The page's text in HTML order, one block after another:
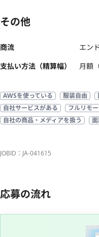
その他
商流
エン
支払い方法（精算幅）
月額
AWSを使っている 服装自由
自社サービスがある
フルリモ
自社の商品・メディアを扱う
JOBID：JA-041615
応募の流れ